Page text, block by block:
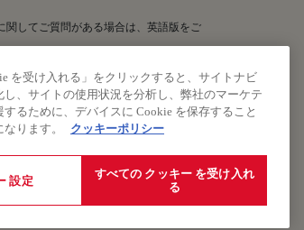
してご質問がある場合は、英語版をご
。
を受け入れる」をクリックすると、サイトナビ
し、サイトの使用状況を分析し、弊社のマーケテ
するために、デバイスに Cookie を保存すること
ります。
クッキーポリシー
設定
すべての クッキー を受け入れ
る